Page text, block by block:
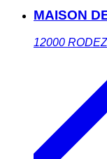
MAISON
12000 RODEZ